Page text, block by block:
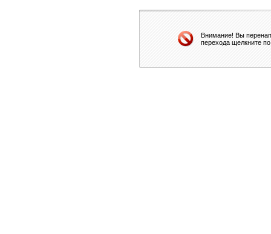
Внимание! Вы
перехода щелкните